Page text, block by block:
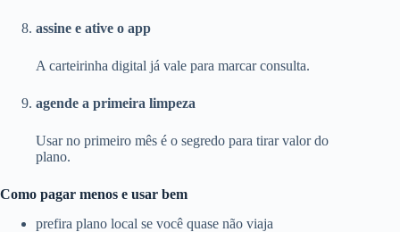
assine e ative o app
A carteirinha digital já vale para marcar consulta.
agende a primeira limpeza
Usar no primeiro mês é o segredo para tirar valor do
plano.
Como pagar menos e usar bem
prefira plano local se você quase não viaja